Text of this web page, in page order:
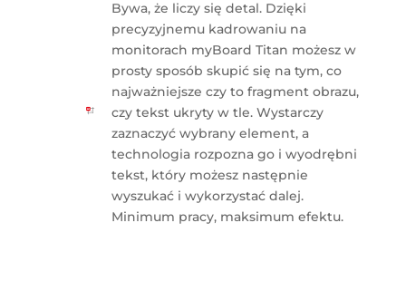
Bywa, że liczy się detal. Dzięki
precyzyjnemu kadrowaniu na
monitorach myBoard Titan możesz w
prosty sposób skupić się na tym, co
najważniejsze czy to fragment obrazu,
czy tekst ukryty w tle. Wystarczy
zaznaczyć wybrany element, a
technologia rozpozna go i wyodrębni
tekst, który możesz następnie
wyszukać i wykorzystać dalej.
Minimum pracy, maksimum efektu.